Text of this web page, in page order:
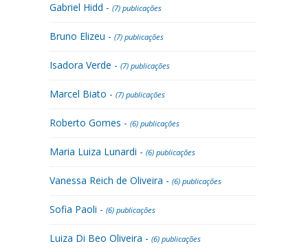
Gabriel Hidd - (7) publicações
Bruno Elizeu - (7) publicações
Isadora Verde - (7) publicações
Marcel Biato - (7) publicações
Roberto Gomes - (6) publicações
Maria Luiza Lunardi - (6) publicações
Vanessa Reich de Oliveira - (6) publicações
Sofia Paoli - (6) publicações
Luiza Di Beo Oliveira - (6) publicações